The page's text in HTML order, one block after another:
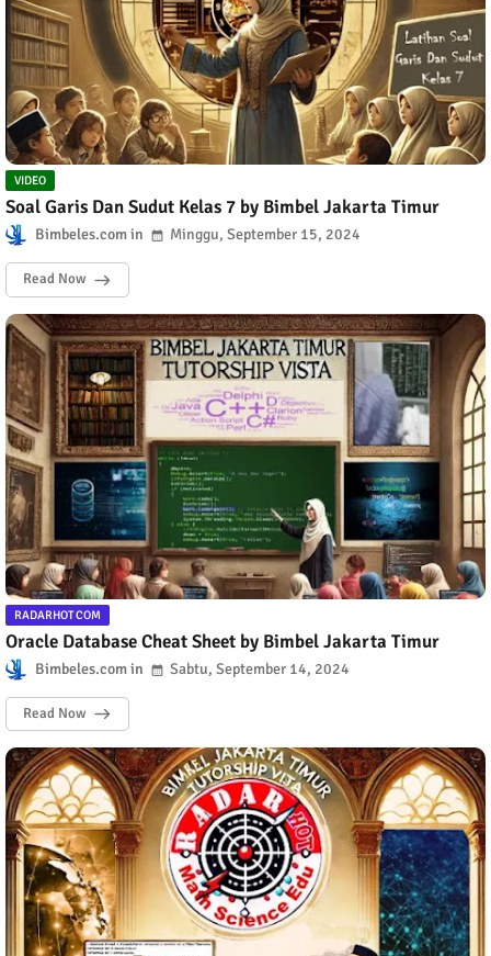
VIDEO
Soal Garis Dan Sudut Kelas 7 by Bimbel Jakarta Timur
Bimbeles.com Minggu, September 15, 2024
Read Now
RADARHOT COM
Oracle Database Cheat Sheet by Bimbel Jakarta Timur
Bimbeles.com Sabtu, September 14, 2024
Read Now